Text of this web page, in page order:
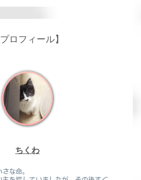
プロフィール】
ちくわ
な命。